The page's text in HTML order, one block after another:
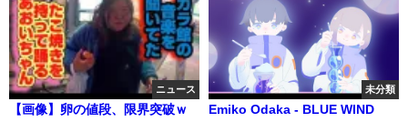
ニュース
【画像】卵の値段、限界突破ｗ
未分類
Emiko Odaka - BLUE WIND